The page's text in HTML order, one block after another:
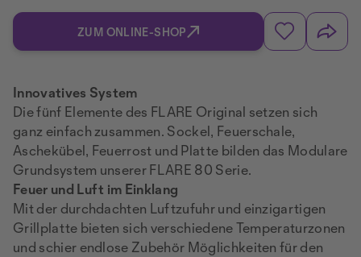
ZUM ONLINE-SHOP
Innovatives System
Die fünf Elemente des FLARE Original setzen sich
ganz einfach zusammen. Sockel, Feuerschale,
Aschekübel, Feuerrost und Platte bilden das Modulare
Grundsystem unserer FLARE 80 Serie.
Feuer und Luft im Einklang
Mit der durchdachten Luftzufuhr und einzigartigen
Grillplatte bieten sich verschiedene Temperaturzonen
und schier endlose Zubehör Möglichkeiten für den